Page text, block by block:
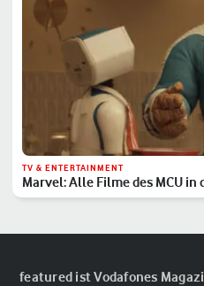
TV & ENTERTAINMENT
Marvel: Alle Filme des MCU
Reihenfolge
featured ist Vodafones